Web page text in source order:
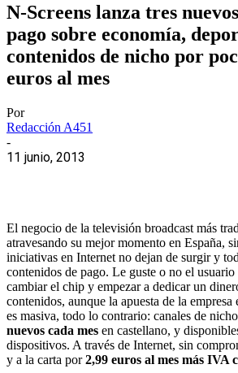
N-Screens lanza tres
pago sobre economía,
contenidos de nicho por
euros al mes
Por
Redacción A451
-
11 junio, 2013
El negocio de la televisión broadcast más
atravesando su mejor momento en España,
iniciativas en Internet no dejan de surgir y
contenidos de pago. Le guste o no el usuario
cambiar el chip y empezar a dedicar un
contenidos, aunque la apuesta de la empresa
es masiva, todo lo contrario: canales de
nuevos cada mes en castellano, y
dispositivos. A través de Internet, sin
y a la carta por2,99 euros al mes más IVA